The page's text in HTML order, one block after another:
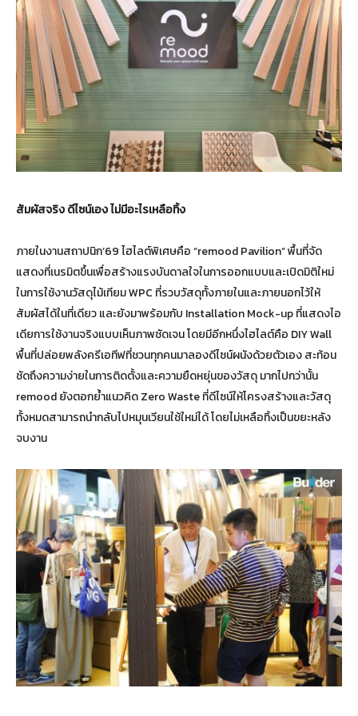
สัมผัสจริง ดีไซน์เอง ไม่มีอะไรเหลือทิ้ง
ภายในงานสถาปนิก’69 ไฮไลต์พิเศษคือ “remood Pavilion” พื้นที่จัด
แสดงที่เนรมิตขึ้นเพื่อสร้างแรงบันดาลใจในการออกแบบและเปิดมิติใหม่
ในการใช้งานวัสดุไม้เทียม WPC ที่รวบวัสดุทั้งภายในและภายนอกไว้ให้
สัมผัสได้ในที่เดียว และยังมาพร้อมกับ Installation Mock-up ที่แสดงไอ
เดียการใช้งานจริงแบบเห็นภาพชัดเจน โดยมีอีกหนึ่งไฮไลต์คือ DIY Wall
พื้นที่ปล่อยพลังครีเอทีฟที่ชวนทุกคนมาลองดีไซน์ผนังด้วยตัวเอง สะท้อน
ชัดถึงความง่ายในการติดตั้งและความยืดหยุ่นของวัสดุ มากไปกว่านั้น
remood ยังตอกย้ำแนวคิด Zero Waste ที่ดีไซน์ให้โครงสร้างและวัสดุ
ทั้งหมดสามารถนำกลับไปหมุนเวียนใช้ใหม่ได้ โดยไม่เหลือทิ้งเป็นขยะหลัง
จบงาน